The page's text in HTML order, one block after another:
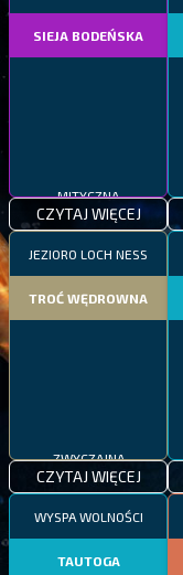
SIEJA BODEŃSKA
MITYCZNA
CZYTAJ WIĘCEJ
JEZIORO LOCH NESS
TROĆ WĘDROWNA
ZWYCZAJNA
CZYTAJ WIĘCEJ
WYSPA WOLNOŚCI
TAUTOGA